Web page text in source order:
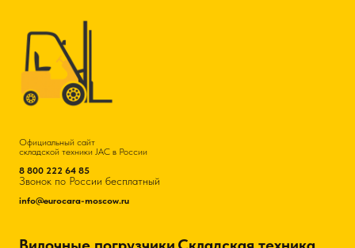
Официальный сайт
складской техники JAC в России
8 800 222 64 85
Звонок по России бесплатный
info@eurocara-moscow.ru